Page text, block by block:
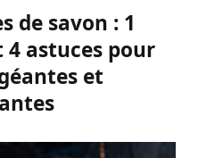
de savon : 1
4 astuces pour
et